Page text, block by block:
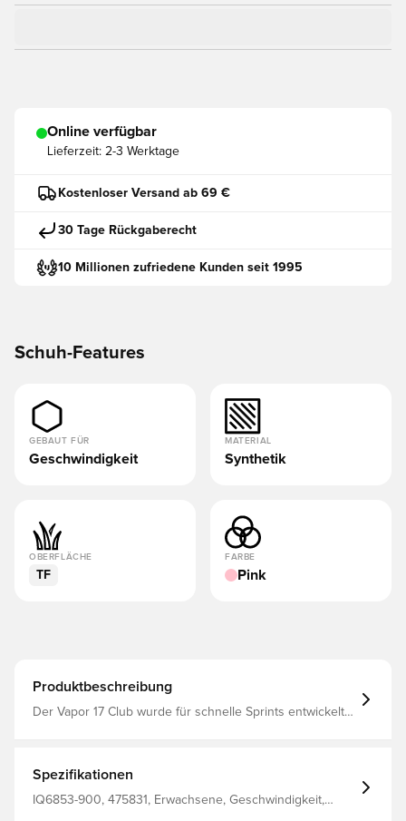
Online verfügbar
Lieferzeit: 2-3 Werktage
Kostenloser Versand ab 69 €
30 Tage Rückgaberecht
10 Millionen zufriedene Kunden seit 1995
Schuh-Features
GEBAUT FÜR
Geschwindigkeit
MATERIAL
Synthetik
OBERFLÄCHE
TF
FARBE
Pink
Produktbeschreibung
Der Vapor 17 Club wurde für schnelle Sprints entwickelt.
Spezifikationen
IQ6853-900, 475831, Erwachsene, Geschwindigkeit,